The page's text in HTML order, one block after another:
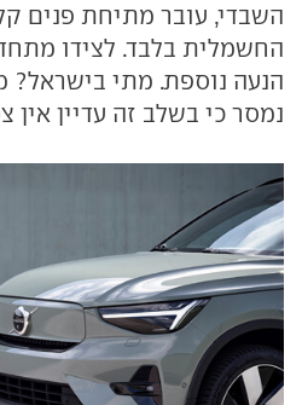
השבדי, עובר מתיחת פנים
הנעה נוספת. מתי בישראל?
נמסר כי בשלב זה עדיין אין